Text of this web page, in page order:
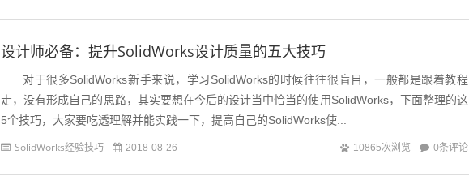
设计师必备：提升SolidWorks设计质量的五大技巧
对于很多SolidWorks新手来说，学习SolidWorks的时候往往很盲目，一般都是跟着教程
走，没有形成自己的思路，其实要想在今后的设计当中恰当的使用SolidWorks，下面整理的这
5个技巧，大家要吃透理解并能实践一下，提高自己的SolidWorks使...
SolidWorks经验技巧 2018-08-26 10865次浏览 0条评论